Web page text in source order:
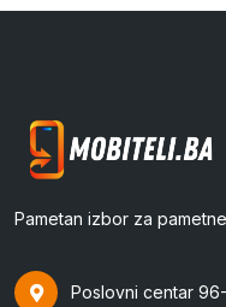
Pametan izbor za
Poslovni centar